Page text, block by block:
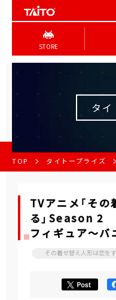
STORE
タイ
TOP タイトープライズ
TVアニメ「そ
る」Season
フィギュア～
その着せ替え人形は恋を